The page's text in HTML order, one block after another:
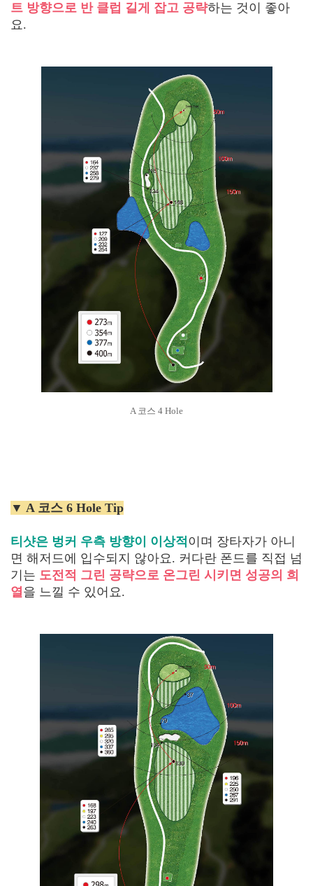
트 방향으로 반 클럽 길게 잡고 공략하는 것이 좋아
요.
A 코스 4 Hole
▼ A 코스 6 Hole Tip
티샷은 벙커 우측 방향이 이상적이며 장타자가 아니
면 해저드에 입수되지 않아요. 커다란 폰드를 직접 넘
기는 도전적 그린 공략으로 온그린 시키면 성공의 희
열을 느낄 수 있어요.